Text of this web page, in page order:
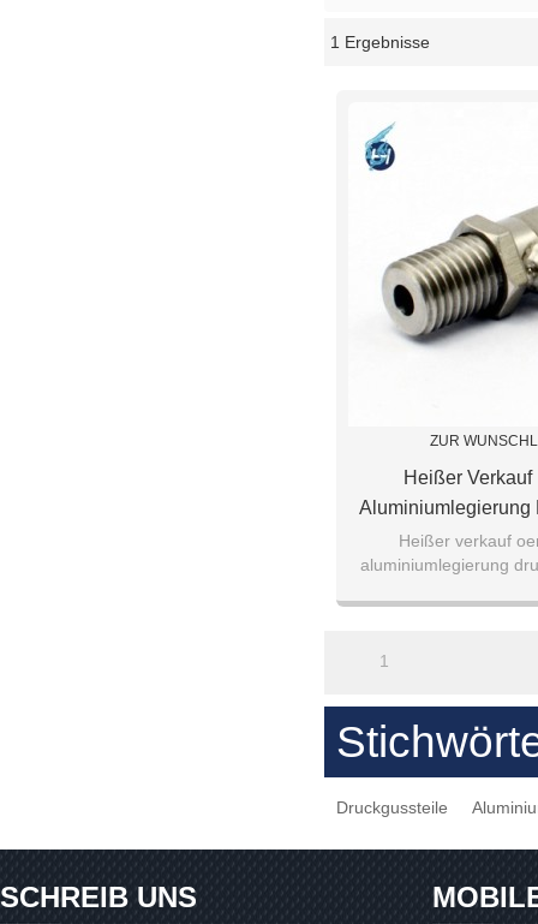
1 Ergebnisse
ZUR
Heißer
Aluminiumlegierung
CNC-Fräsen
Heißer verkauf
aluminiumlegierung
service
1
Druckgussteile
SCHREIB UNS